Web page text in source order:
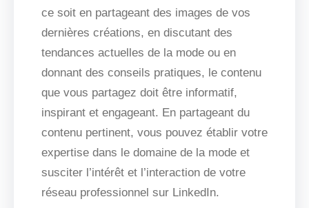
ce soit en partageant des images de vos
dernières créations, en discutant des
tendances actuelles de la mode ou en
donnant des conseils pratiques, le contenu
que vous partagez doit être informatif,
inspirant et engageant. En partageant du
contenu pertinent, vous pouvez établir votre
expertise dans le domaine de la mode et
susciter l’intérêt et l’interaction de votre
réseau professionnel sur LinkedIn.